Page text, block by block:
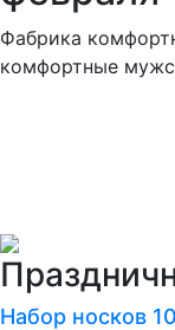
Фабрика
комфортные
Набор носков